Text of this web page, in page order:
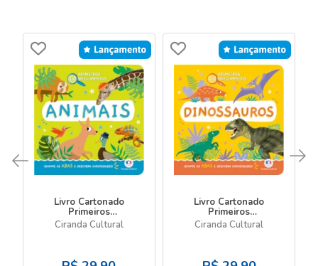
Livro Cartonado
Primeiros
Conhecimentos -
Animais
Ciranda Cultural
Livro Cartonado
Primeiros
Conhecimentos -
Dinossauros
Ciranda Cultural